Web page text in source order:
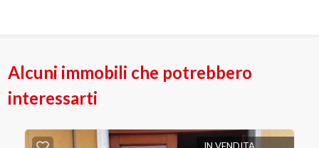
Alcuni immobili che potrebbero
interessarti